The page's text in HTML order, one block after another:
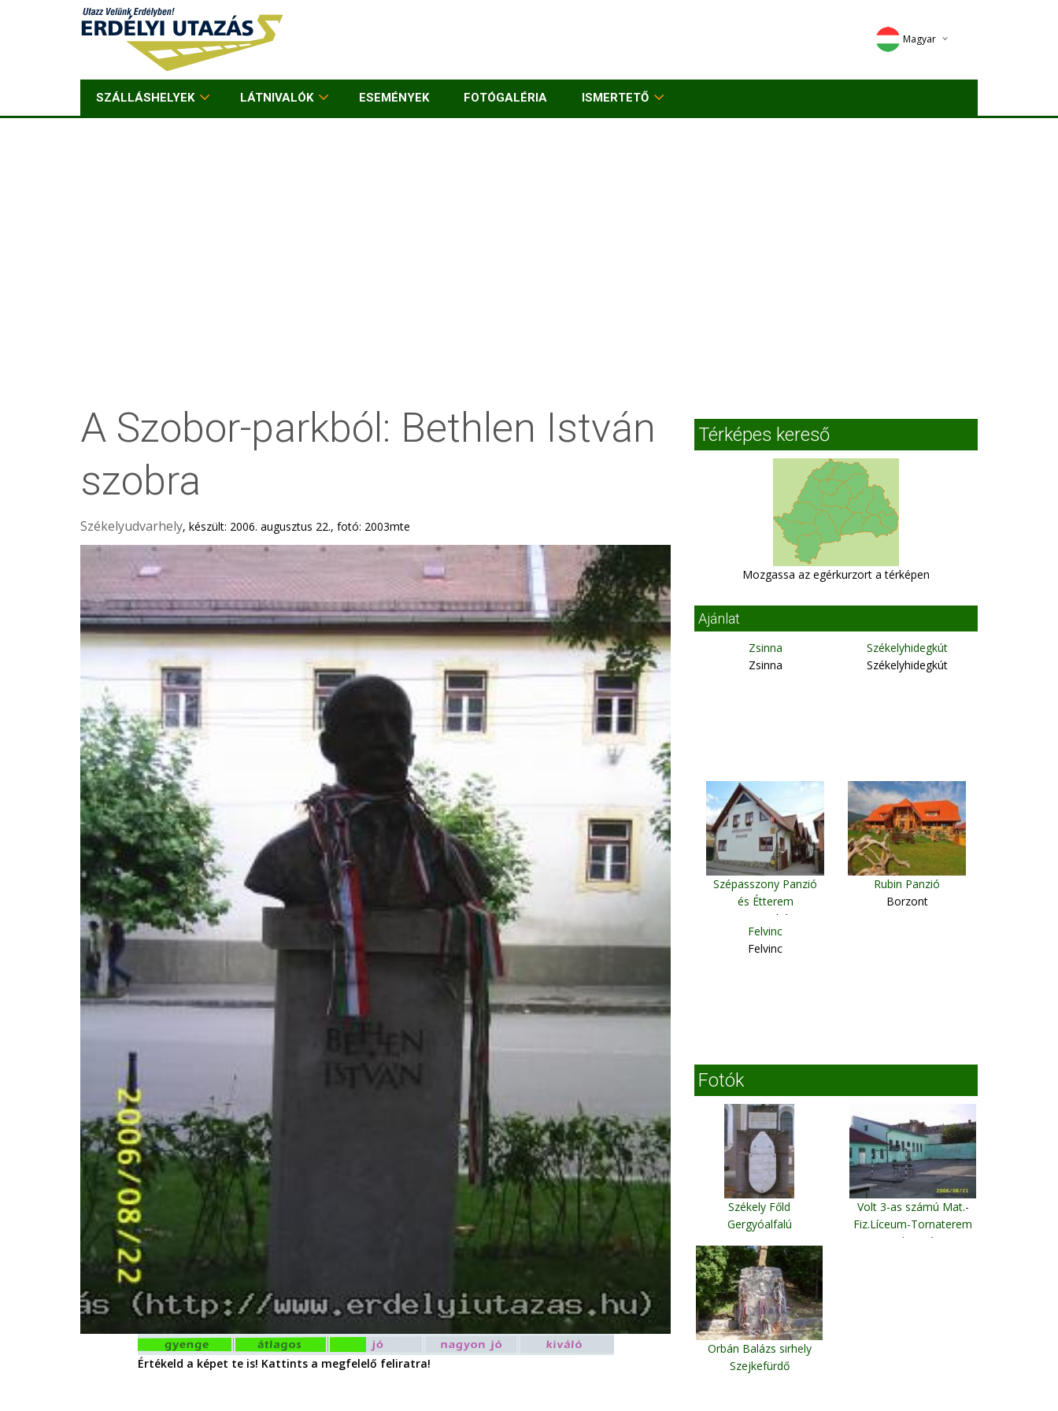
Magyar
Deutsch
SZÁLLÁSHELYEK LÁTNIVALÓK ESEMÉNYEK FOTÓGALÉRIA ISMERTETŐ
A Szobor-parkból: Bethlen István
szobra
Székelyudvarhely, készült: 2006. augusztus 22., fotó: 2003mte
Értékeld a képet te is! Kattints a megfelelő feliratra!
Térképes kereső
Mozgassa az egérkurzort a térképen
Ajánlat
Zsinna
Zsinna
Székelyhidegkút
Székelyhidegkút
Szépasszony Panzió
és Étterem
Szentegyháza
Rubin Panzió
Borzont
Felvinc
Felvinc
Fotók
Székely Főld
Gergyóalfalú
Volt 3-as számú Mat.-
Fiz.Líceum-Tornaterem
Kolozsvár
Orbán Balázs sirhely
Szejkefürdő